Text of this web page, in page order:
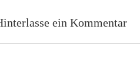
ein Kommentar